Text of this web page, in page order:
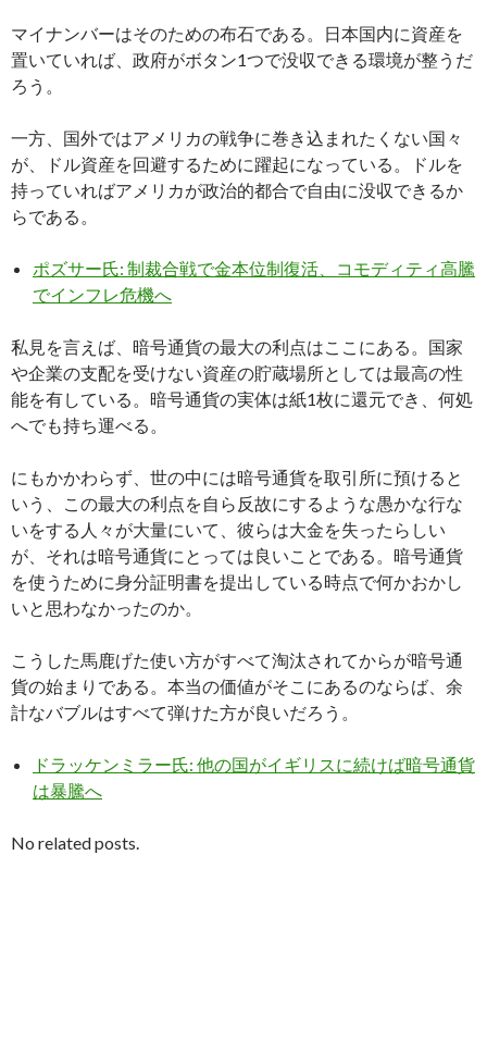
マイナンバーはそのための布石である。日本国内に資産を
置いていれば、政府がボタン1つで没収できる環境が整うだ
ろう。
一方、国外ではアメリカの戦争に巻き込まれたくない国々
が、ドル資産を回避するために躍起になっている。ドルを
持っていればアメリカが政治的都合で自由に没収できるか
らである。
ポズサー氏: 制裁合戦で金本位制復活、コモディティ高騰
でインフレ危機へ
私見を言えば、暗号通貨の最大の利点はここにある。国家
や企業の支配を受けない資産の貯蔵場所としては最高の性
能を有している。暗号通貨の実体は紙1枚に還元でき、何処
へでも持ち運べる。
にもかかわらず、世の中には暗号通貨を取引所に預けると
いう、この最大の利点を自ら反故にするような愚かな行な
いをする人々が大量にいて、彼らは大金を失ったらしい
が、それは暗号通貨にとっては良いことである。暗号通貨
を使うために身分証明書を提出している時点で何かおかし
いと思わなかったのか。
こうした馬鹿げた使い方がすべて淘汰されてからが暗号通
貨の始まりである。本当の価値がそこにあるのならば、余
計なバブルはすべて弾けた方が良いだろう。
ドラッケンミラー氏: 他の国がイギリスに続けば暗号通貨
は暴騰へ
No related posts.